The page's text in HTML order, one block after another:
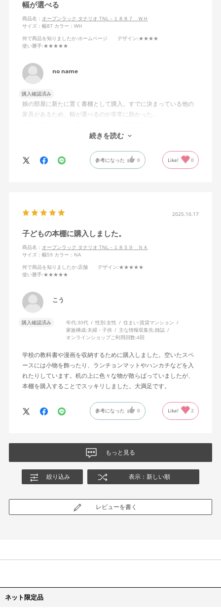
幅が選べる
商品名： オープンラック タナリオ TNL－１８８７ ＷＨ
サイズ：幅87 カラー：WH
何で商品を知りましたか:ホームページ デザイン:★★★★
使い勝手:★★★★★
no name
購入確認済み
娘の部屋に新たに置く書棚として購入。すでに決まっている他の
家具があるため、幅が選べるのが非常に助かった。
飾る段を設けたり使い方にも自由度があって良かった。
続きを読む
参考になった 0 Like! 0
2025.10.17
子どもの本棚に購入しました。
商品名： オープンラック タナリオ TNL－１８５９ ＮＡ
サイズ：幅59 カラー：NA
何で商品を知りましたか:店舗 デザイン:★★★★★
使い勝手:★★★★★
こう
購入確認済み 年代:30代 性別:女性 住まい:賃貸マンション
家族構成:夫婦・子供 主な情報収集先:雑誌
オンラインショップご利用回数:4回
学校の教科書や漫画を収納するために購入しました。空いたスペ
ースには小物を飾ったり、ランチョンマットやハンカチなどを入
れたりしています。机の上に色々な物が散らばっていましたが、
本棚を購入することでスッキリしました。大満足です。
参考になった 0 Like! 2
もっと見る
絞り込み 表示：新しい順
レビューを書く
ネット限定品